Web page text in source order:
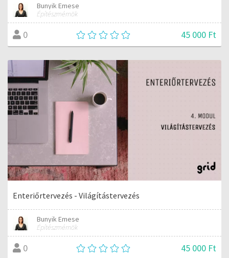
Bunyik Emese
Építészmérnök
0 45 000 Ft
Enteriőrtervezés - Világítástervezés
Bunyik Emese
Építészmérnök
0 45 000 Ft